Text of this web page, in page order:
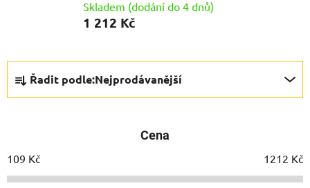
Skladem (dodání do 4 dnů)
1 212 Kč
í
p
Řadit podle:Nejprodávanější
Cena
109 Kč 1212 Kč